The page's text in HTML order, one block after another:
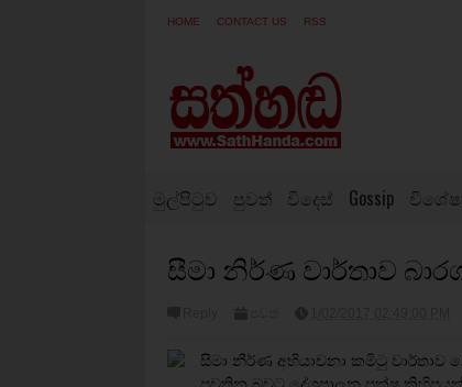
HOME CONTACT US RSS
මුල්පිටුව පුවත් විදෙස් Gossip
සීමා නිර්ණ වාර්තාව
සීමා නීර්ණ අභියාචනා කමිටු